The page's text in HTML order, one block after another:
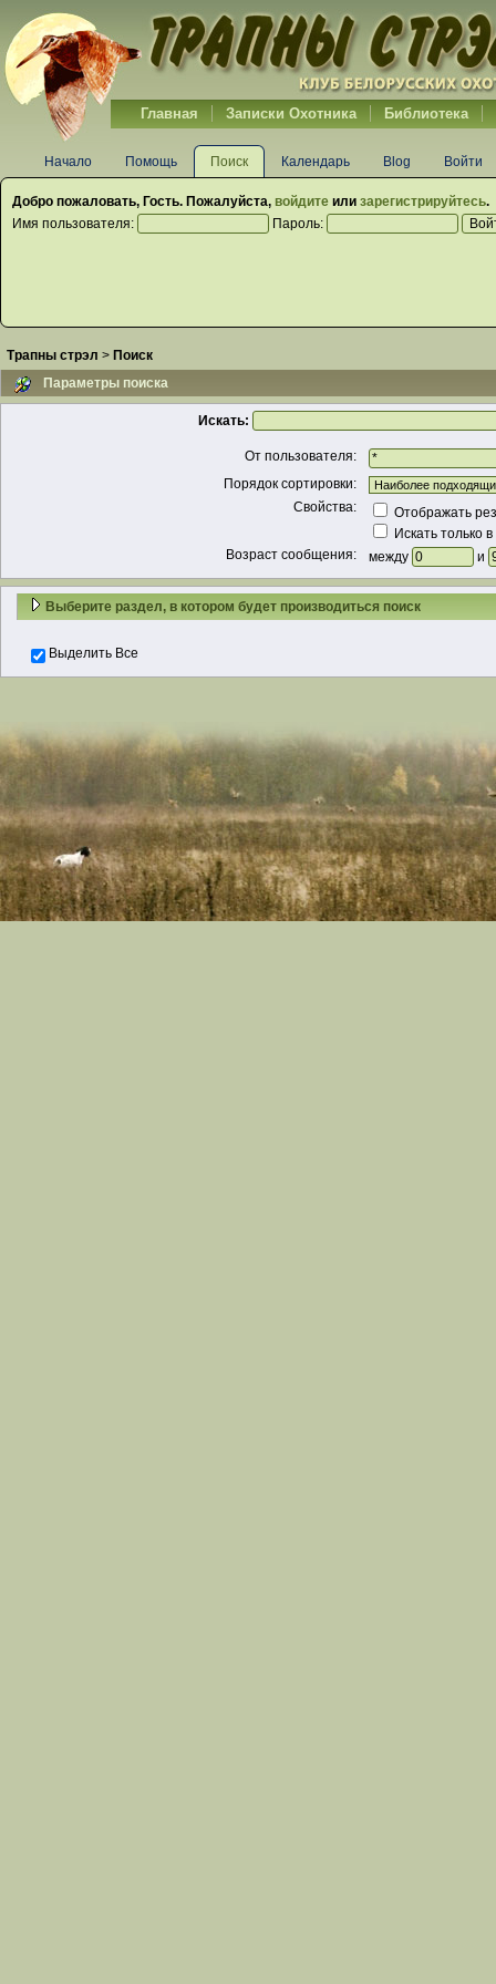
Главная Записки Охотника Библиотека
Начало Помощь Поиск Календарь Blog Войти
Добро пожаловать, Гость. Пожалуйста, войдите или зарегистрируйтесь.
Имя пользователя:
Пароль:
Трапны стрэл > Поиск
Параметры поиска
Искать:
От пользователя:
Порядок сортировки:
Свойства:
Отображать
Искать только
Возраст сообщения:
между и
Выберите раздел, в котором будет производиться поиск
Выделить Все